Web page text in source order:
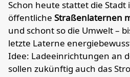
Schon heute stattet die
öffentliche Straßenlaternen
und schont so die Umwelt –
letzte Laterne
Idee: Ladeeinrichtungen an
sollen zukünftig auch das